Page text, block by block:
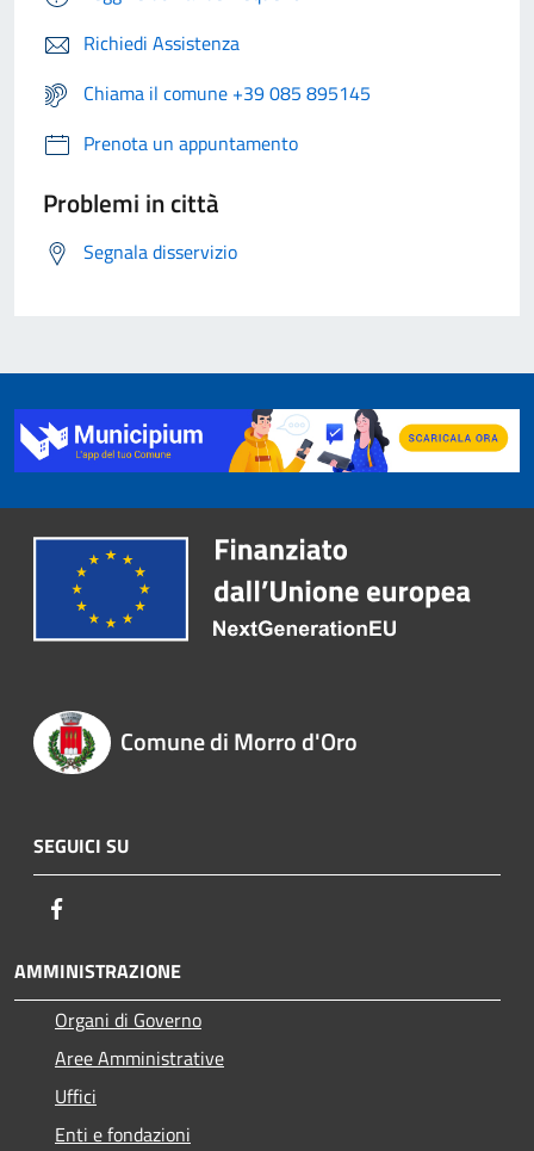
Richiedi Assistenza
Chiama il comune +39 085 895145
Prenota un appuntamento
Problemi in città
Segnala disservizio
Comune di Morro d'Oro
SEGUICI SU
AMMINISTRAZIONE
Organi di Governo
Aree Amministrative
Uffici
Enti e fondazioni